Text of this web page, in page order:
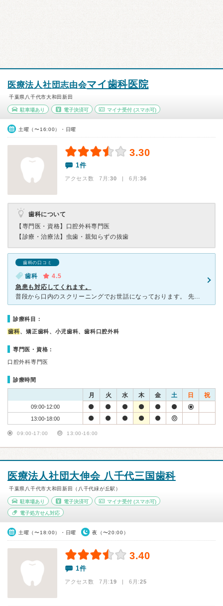
医療法人社団志由会マイ歯科医院
千葉県八千代市大和田新田
駐車場あり 電子決済可 マイナ受付 (スマホ可)
土曜（〜16:00）・日曜
3.30
1件
アクセス数 7月:30 | 6月:36
歯科について
【専門医・資格】 口腔外科専門医
【診療・治療法】 虫歯・親知らずの抜歯
歯科の口コミ
歯科
4.5
急患も対応してくれます。
普段から口内のスクリーニングでお世話になっております。 先日、右の奥歯が急にシクシクと痛み出し「虫歯か？」と予約を取ろうとしたところ、「本日なら16時から受付できます」と有難い申し出。 即予約し、
診療科目：
歯科、矯正歯科、小児歯科、歯科口腔外科
専門医・資格：
口腔外科専門医
診療時間
月 火 水 木 金 土 日 祝
09:00-12:00
13:00-18:00
09:00-17:00 13:00-16:00
医療法人社団大伸会 八千代三国歯科
千葉県八千代市大和田新田（八千代緑が丘駅）
駐車場あり 電子決済可 マイナ受付 (スマホ可)
電子処方せん対応
土曜（〜18:00）・日曜 夜（〜20:00）
3.40
1件
アクセス数 7月:19 | 6月:25